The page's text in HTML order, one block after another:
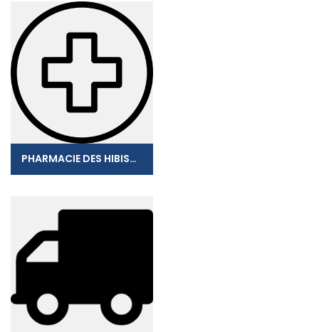
PHARMACIE DES HIBISCUS